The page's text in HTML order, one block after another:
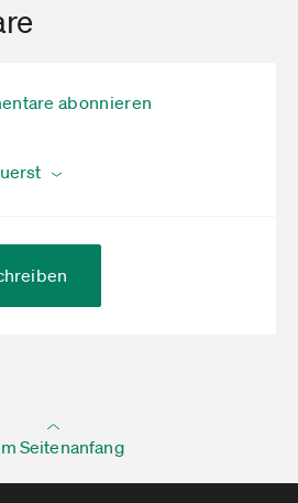
abonnieren
Seitenanfang